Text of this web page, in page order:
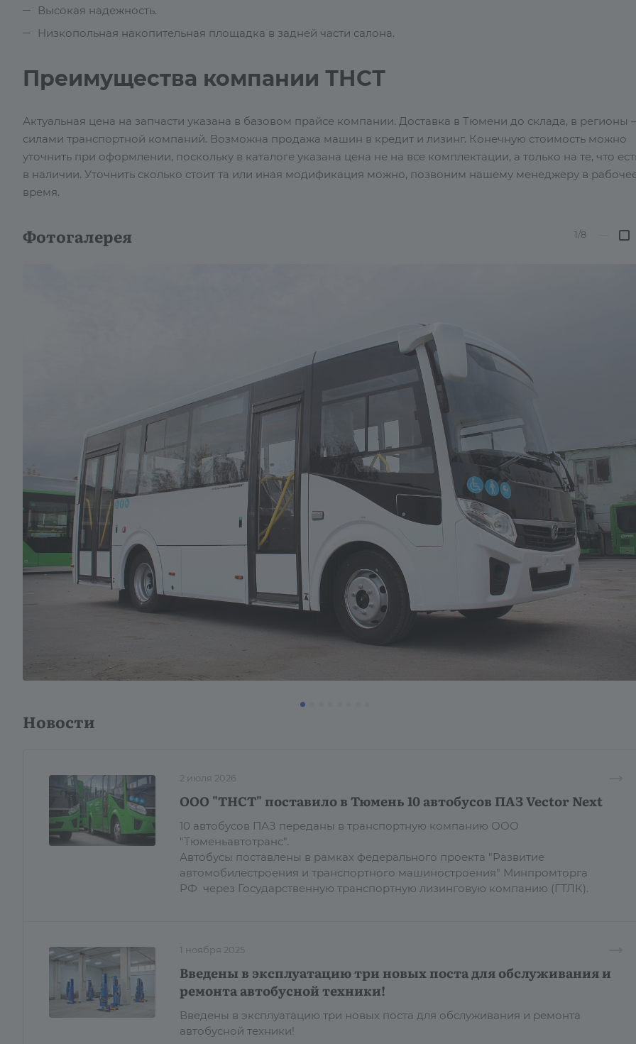
Высокая надежность.
Низкопольная накопительная площадка в задней части салона.
Преимущества компании ТНСТ
Актуальная цена на запчасти указана в базовом прайсе компании. Доставка в Тюмени до склада, в регионы –
силами транспортной компаний. Возможна продажа машин в кредит и лизинг. Конечную стоимость можно
уточнить при оформлении, поскольку в каталоге указана цена не на все комплектации, а только на те, что
в наличии. Уточнить сколько стоит та или иная модификация можно, позвоним нашему менеджеру в
время.
Фотогалерея 1/8
Новости
2 июля 2026
ООО "ТНСТ" поставило в Тюмень 10 автобусов ПАЗ Vector Next
10 автобусов ПАЗ переданы в транспортную компанию ООО
"Тюменьавтотранс".
Автобусы поставлены в рамках федерального проекта "Развитие
автомобилестроения и транспортного машиностроения" Минпромторга
РФ через Государственную транспортную лизинговую компанию (ГТЛК).
1 ноября 2025
Введены в эксплуатацию три новых поста для обслуживания и
ремонта автобусной техники!
Введены в эксплуатацию три новых поста для обслуживания и ремонта
автобусной техники!